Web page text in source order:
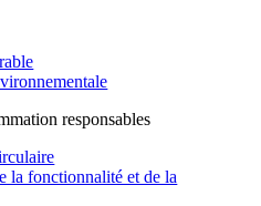
responsables
la fonctionnalité et de la